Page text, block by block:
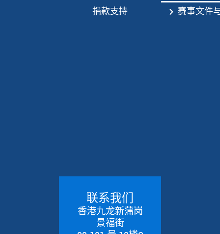
捐款支持
赛事文件
联系我们
香港九龙新蒲岗
景福街